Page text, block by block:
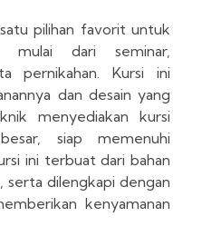
pilihan favorit untuk
mulai dari seminar,
pernikahan. Kursi ini
dan desain yang
menyediakan kursi
siap memenuhi
ini terbuat dari bahan
serta dilengkapi dengan
kenyamanan